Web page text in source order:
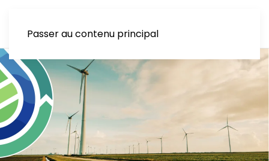
Passer au contenu principal